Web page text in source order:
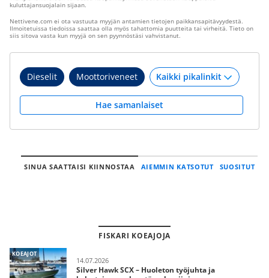
kuluttajansuojalain sijaan.
Nettivene.com ei ota vastuuta myyjän antamien tietojen paikkansapitävyydestä.
Ilmoitetuissa tiedoissa saattaa olla myös tahattomia puutteita tai virheitä. Tieto on
siis sitova vasta kun myyjä on sen pyynnöstäsi vahvistanut.
Dieselit Moottoriveneet
Hae samanlaiset
SINUA SAATTAISI KIINNOSTAA AIEMMIN KATSOTUT SUOSITUT
FISKARI KOEAJOJA
KOEAJOT
14.07.2026
Silver Hawk SCX – Huoleton työjuhta ja